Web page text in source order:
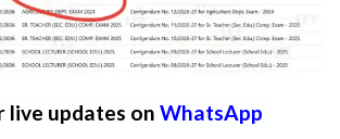
live updates on WhatsApp